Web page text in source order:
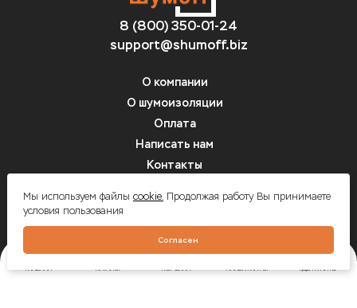
8 (800) 350-01-24
support@shumoff.biz
О компании
О шумоизоляции
Оплата
Написать нам
Контакты
Шумоff - шумоизоляция автомобилей
Мы используем файлы cookie.Продолжая работу Вы принимаете
условия пользования
Согласен
ГЛАВНАЯ КАТАЛОГ КОРЗИНА КАЛЬКУЛЯТОР ГДЕ КУПИТЬ